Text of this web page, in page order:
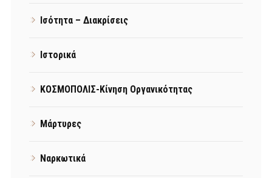
Ισότητα – Διακρίσεις
Ιστορικά
ΚΟΣΜΟΠΟΛΙΣ-Κίνηση Οργανικότητας
Μάρτυρες
Ναρκωτικά